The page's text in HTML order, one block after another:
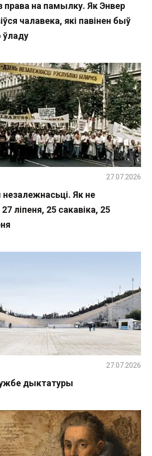
права на памылку. Як Энвер
чалавека, які павінен быў
ўладу
Як не
ліпеня, 25 сакавіка, 25
27.07.2026
дыктатуры
27.07.2026